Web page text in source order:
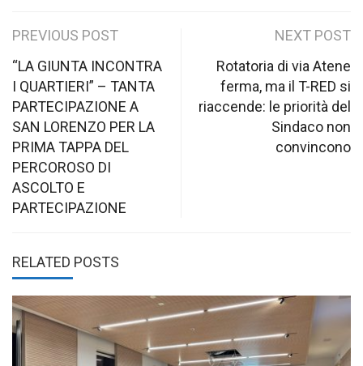
Post
navigation
PREVIOUS POST
“LA GIUNTA INCONTRA
I QUARTIERI” – TANTA
PARTECIPAZIONE A
SAN LORENZO PER LA
PRIMA TAPPA DEL
PERCOROSO DI
ASCOLTO E
PARTECIPAZIONE
NEXT POST
Rotatoria di via Atene
ferma, ma il T-RED si
riaccende: le priorità del
Sindaco non
convincono
RELATED POSTS